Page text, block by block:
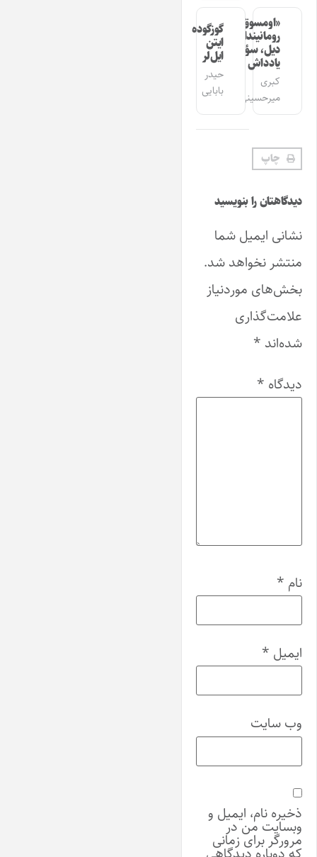
«اومسوق»
رومانیندا
دیل، سؤز،
یادداش
کبری
میرحسینی
گوزگوده
ایتن
ایل‌لر
حیدر
بابایی
چاپ
دیدگاهتان را بنویسید
نشانی ایمیل شما
منتشر نخواهد شد.
بخش‌های موردنیاز
علامت‌گذاری
شده‌اند *
دیدگاه *
نام *
ایمیل *
وب‌ سایت
ذخیره نام، ایمیل و
وبسایت من در
مرورگر برای زمانی